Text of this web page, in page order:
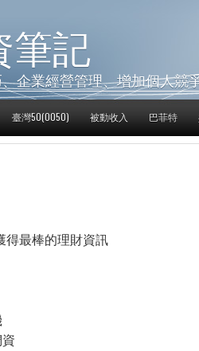
筆記
企業經營管理、增加個人競
臺灣50(0050) 被動收入 巴菲特
得最棒的理財資訊